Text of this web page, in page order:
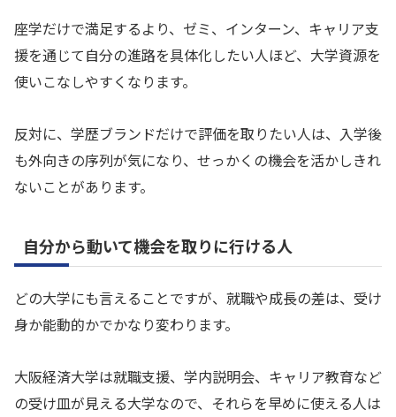
座学だけで満足するより、ゼミ、インターン、キャリア支
援を通じて自分の進路を具体化したい人ほど、大学資源を
使いこなしやすくなります。
反対に、学歴ブランドだけで評価を取りたい人は、入学後
も外向きの序列が気になり、せっかくの機会を活かしきれ
ないことがあります。
自分から動いて機会を取りに行ける人
どの大学にも言えることですが、就職や成長の差は、受け
身か能動的かでかなり変わります。
大阪経済大学は就職支援、学内説明会、キャリア教育など
の受け皿が見える大学なので、それらを早めに使える人は